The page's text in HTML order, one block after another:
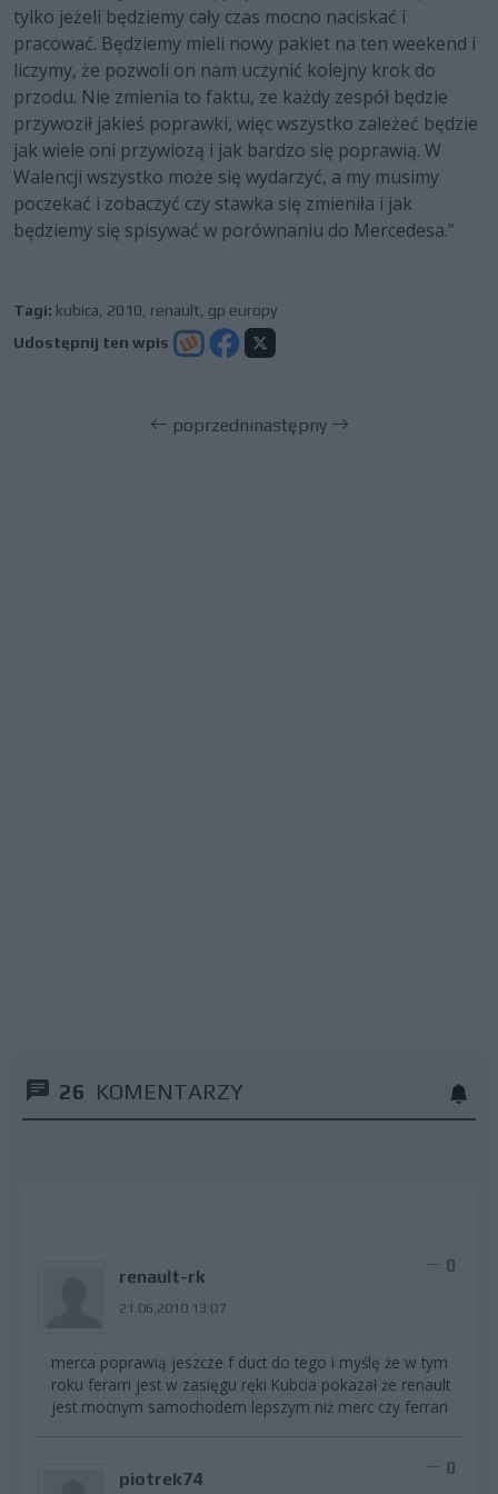
tylko jeżeli będziemy cały czas mocno naciskać i
pracować. Będziemy mieli nowy pakiet na ten weekend i
liczymy, że pozwoli on nam uczynić kolejny krok do
przodu. Nie zmienia to faktu, ze każdy zespół będzie
przywoził jakieś poprawki, więc wszystko zależeć będzie
jak wiele oni przywiozą i jak bardzo się poprawią. W
Walencji wszystko może się wydarzyć, a my musimy
poczekać i zobaczyć czy stawka się zmieniła i jak
będziemy się spisywać w porównaniu do Mercedesa.”
Tagi: kubica 2010 renault gp europy
Udostępnij ten wpis
poprzedninastępny
26 KOMENTARZY
renault-rk
21.06.2010 13:07
0
merca poprawią jeszcze f duct do tego i myślę że w tym
roku ferarri jest w zasięgu ręki Kubcia pokazał że renault
jest mocnym samochodem lepszym niż merc czy ferrari
piotrek74
0